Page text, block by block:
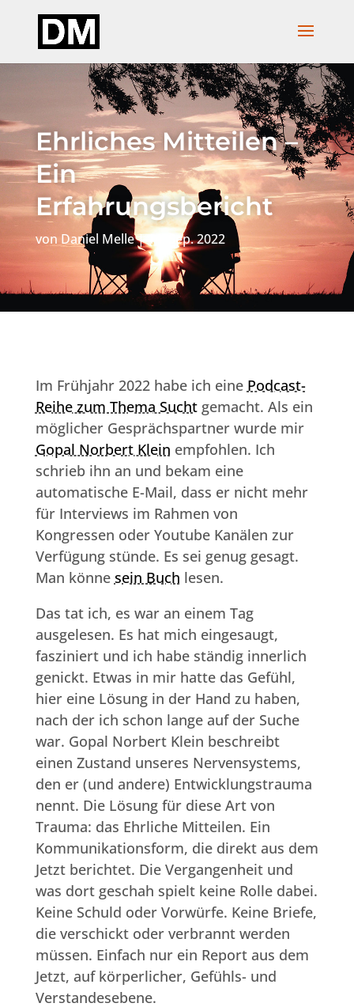
Ehrliches Mitteilen –
Ein
Erfahrungsbericht
von Daniel Melle|14. Sep. 2022
Im Frühjahr 2022 habe ich eine Podcast-
Reihe zum Thema Suchtgemacht. Als ein
möglicher Gesprächspartner wurde mir
Gopal Norbert Klein empfohlen. Ich
schrieb ihn an und bekam eine
automatische E-Mail, dass er nicht mehr
für Interviews im Rahmen von
Kongressen oder Youtube Kanälen zur
Verfügung stünde. Es sei genug gesagt.
Man könne sein Buch lesen.
Das tat ich, es war an einem Tag
ausgelesen. Es hat mich eingesaugt,
fasziniert und ich habe ständig innerlich
genickt. Etwas in mir hatte das Gefühl,
hier eine Lösung in der Hand zu haben,
nach der ich schon lange auf der Suche
war. Gopal Norbert Klein beschreibt
einen Zustand unseres Nervensystems,
den er (und andere) Entwicklungstrauma
nennt. Die Lösung für diese Art von
Trauma: das Ehrliche Mitteilen. Ein
Kommunikationsform, die direkt aus dem
Jetzt berichtet. Die Vergangenheit und
was dort geschah spielt keine Rolle dabei.
Keine Schuld oder Vorwürfe. Keine Briefe,
die verschickt oder verbrannt werden
müssen. Einfach nur ein Report aus dem
Jetzt, auf körperlicher, Gefühls- und
Verstandesebene.